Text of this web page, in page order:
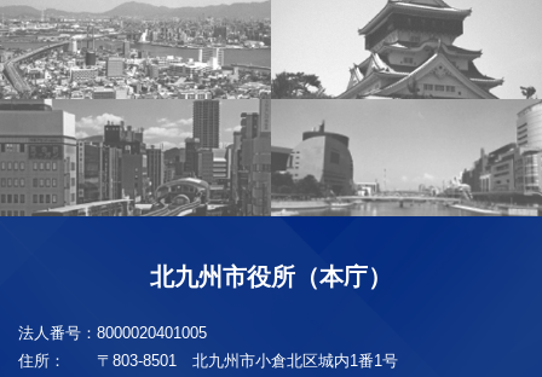
北九州市役所（本庁）
法人番号： 8000020401005
住所：
〒803-8501 北九州市小倉北区城内1番1号